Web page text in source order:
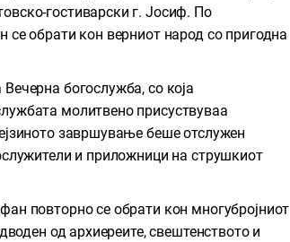
гостиварски г. Јосиф. По
обрати кон верниот народ со пригодна
богослужба, со која
молитвено присуствуваа
завршување беше отслужен
и приложници на струшкиот
повторно се обрати кон многубројниот
од архиереите, свештенството и